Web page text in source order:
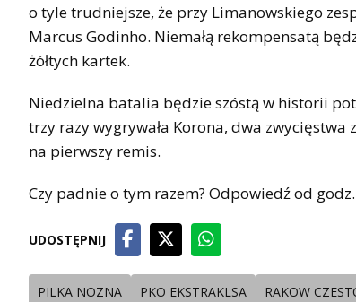
o tyle trudniejsze, że przy Limanowskiego
Marcus Godinho. Niemałą rekompensatą
żółtych kartek.
Niedzielna batalia będzie szóstą w historii
trzy razy wygrywała Korona, dwa zwycięstwa
na pierwszy remis.
Czy padnie o tym razem? Odpowiedź od
UDOSTĘPNIJ
PILKA NOZNA PKO EKSTRAKLSA RAKOW